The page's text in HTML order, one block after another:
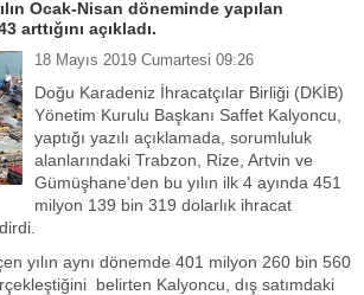
Ocak-Nisan döneminde yapılan
arttığını açıkladı.
18 Mayıs 2019 Cumartesi 09:26
Doğu Karadeniz İhracatçılar Birliği (DKİB)
Yönetim Kurulu Başkanı Saffet Kalyoncu,
yaptığı yazılı açıklamada, sorumluluk
alanlarındaki Trabzon, Rize, Artvin ve
Gümüşhane'den bu yılın ilk 4 ayında 451
milyon 139 bin 319 dolarlık ihracat
yılın aynı dönemde 401 milyon 260 bin 560
belirten Kalyoncu, dış satımdaki